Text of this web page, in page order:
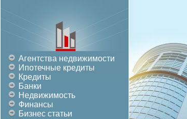
Агентства недвижимости
Ипотечные кредиты
Кредиты
Банки
Недвижимость
Финансы
Бизнес статьи